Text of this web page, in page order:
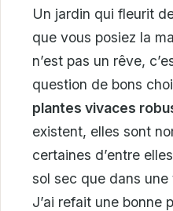
Un jardin qui fleurit
que vous posiez la
n’est pas un rêve,
question de bons
plantes vivaces
existent, elles sont
certaines d’entre
sol sec que dans une
J’ai refait une bonne